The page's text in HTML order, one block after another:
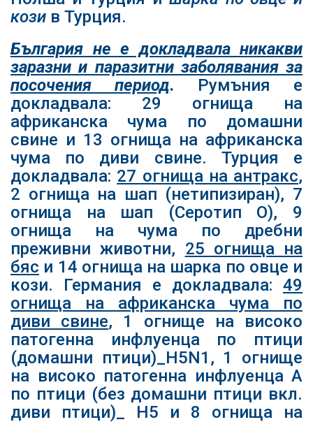
кози в Турция.
България не е докладвала никакви
заразни и паразитни заболявания за
посочения период. Румъния е
докладвала: 29 огнища на
африканска чума по домашни
свине и 13 огнища на африканска
чума по диви свине. Турция е
докладвала: 27 огнища на антракс,
2 огнища на шап (нетипизиран), 7
огнища на шап (Серотип О), 9
огнища на чума по дребни
преживни животни, 25 огнища на
бяс и 14 огнища на шарка по овце и
кози. Германия е докладвала: 49
огнища на африканска чума по
диви свине, 1 огнище на високо
патогенна инфлуенца по птици
(домашни птици)_H5N1, 1 огнище
на високо патогенна инфлуенца А
по птици (без домашни птици вкл.
диви птици)_ H5 и 8 огнища на